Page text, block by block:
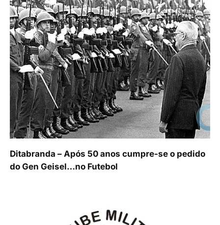
Ditabranda – Após 50 anos cumpre-se o pedido
do Gen Geisel…no Futebol